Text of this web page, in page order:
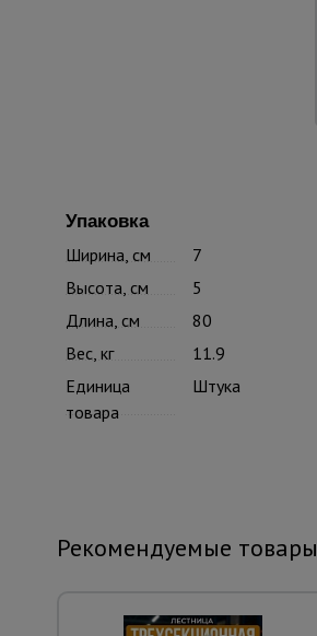
Упаковка
Ширина, см
7
Высота, см
5
Длина, см
80
Вес, кг
11.9
Единица
товара
Штука
Рекомендуемые товары